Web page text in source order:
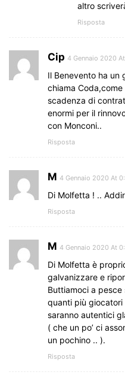
altro
Risposta
Cip 4 Gennaio 2020
Il Benevento ha un
chiama
scadenza di
enormi per il
con Monconi..
Risposta
M 4 Gennaio 2020 At
Di Molfetta ! ..
Risposta
M 4 Gennaio 2020 At
Di Molfetta è
galvanizzare e
Buttiamoci a
quanti più giocatori
saranno autentici
( che un po’ ci
un pochino .. ).
Risposta